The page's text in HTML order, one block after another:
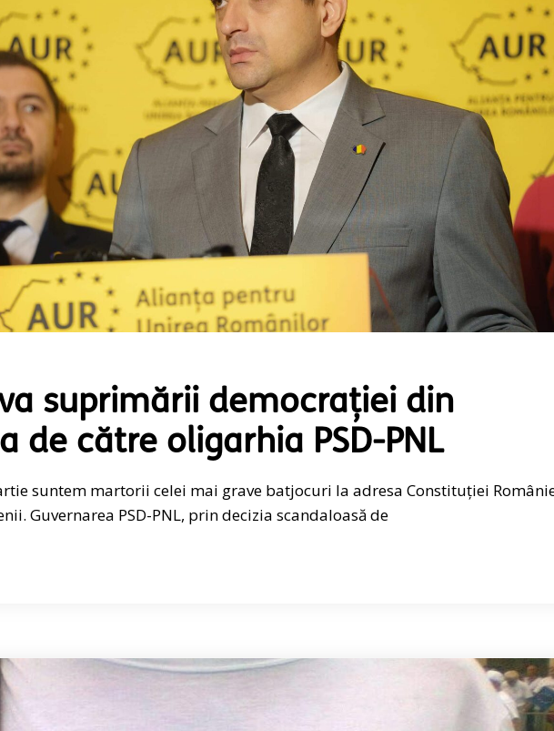
suprimării democrației din
de către oligarhia PSD-PNL
suntem martorii celei mai grave batjocuri la adresa Constituției
Guvernarea PSD-PNL, prin decizia scandaloasă de